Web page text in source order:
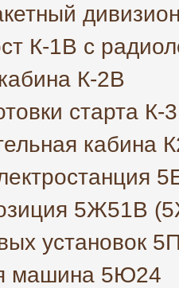
К-1В с
К-2В
старта К-
кабина
5Ж51В
установок
машина 5Ю24